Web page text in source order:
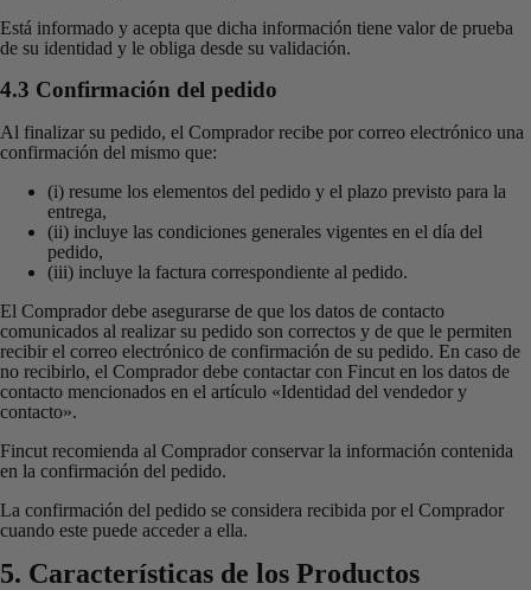
Está informado y acepta que dicha información tiene valor de prueba
de su identidad y le obliga desde su validación.
4.3 Confirmación del pedido
Al finalizar su pedido, el Comprador recibe por correo electrónico una
confirmación del mismo que:
(i) resume los elementos del pedido y el plazo previsto para la
entrega,
(ii) incluye las condiciones generales vigentes en el día del
pedido,
(iii) incluye la factura correspondiente al pedido.
El Comprador debe asegurarse de que los datos de contacto
comunicados al realizar su pedido son correctos y de que le permiten
recibir el correo electrónico de confirmación de su pedido. En caso de
no recibirlo, el Comprador debe contactar con Fincut en los datos de
contacto mencionados en el artículo «Identidad del vendedor y
contacto».
Fincut recomienda al Comprador conservar la información contenida
en la confirmación del pedido.
La confirmación del pedido se considera recibida por el Comprador
cuando este puede acceder a ella.
5. Características de los Productos